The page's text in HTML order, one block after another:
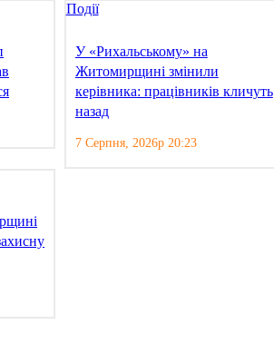
Події
У «Рихальському» на
Житомирщині змінили
керівника: працівників кличуть
назад
7 Серпня, 2026р 20:23